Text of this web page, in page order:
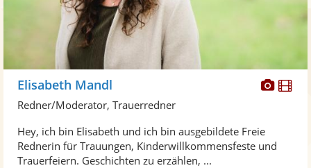
Elisabeth Mandl
Redner/Moderator, Trauerredner
Hey, ich bin Elisabeth und ich bin ausgebildete Freie
Rednerin für Trauungen, Kinderwillkommensfeste und
Trauerfeiern. Geschichten zu erzählen, ...